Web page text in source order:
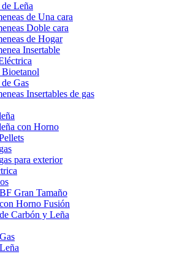
Leña
de Una cara
Doble cara
de Hogar
Insertable
Bioetanol
Gas
Insertables de gas
con Horno
para exterior
Gran Tamaño
Horno Fusión
Carbón y Leña